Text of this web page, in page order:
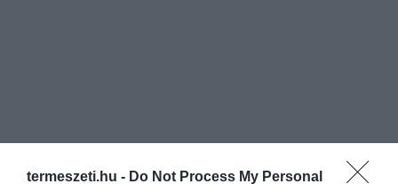
termeszeti.hu - Do Not Process My Personal